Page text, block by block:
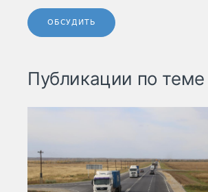
ОБСУДИТЬ
Публикации по теме